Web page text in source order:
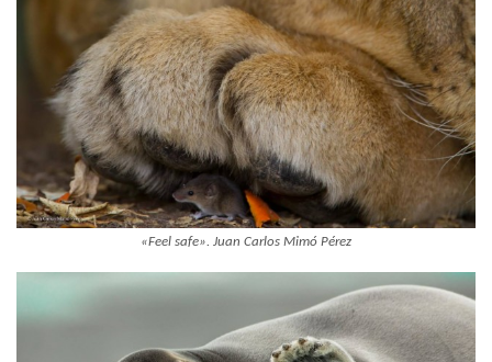
«Feel safe». Juan Carlos Mimó Pérez